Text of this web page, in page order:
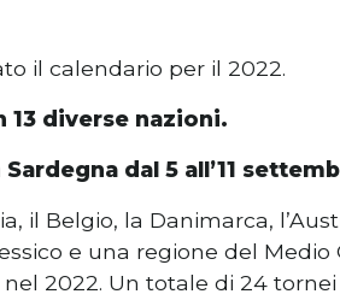
il calendario per il 2022.
13 diverse nazioni.
dal 5 all’11
il Belgio, la Danimarca,
e una regione del
2022. Un totale di 24